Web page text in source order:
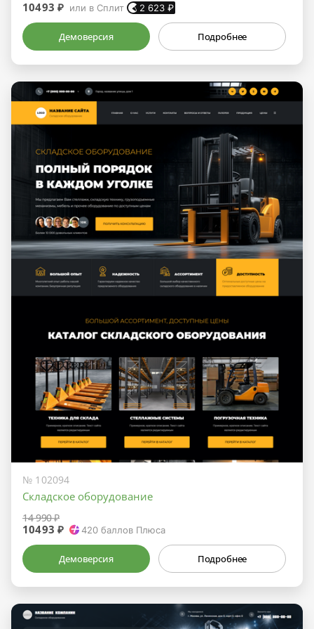
10493 ₽ или в Сплит 2 623 ₽
Демоверсия Подробнее
№ 102094
Складское оборудование
14 990 ₽
10493 ₽ 420 баллов Плюса
Демоверсия Подробнее